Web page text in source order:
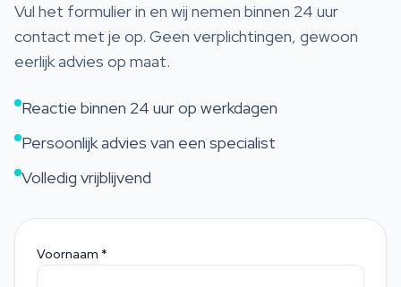
Vul het formulier in en wij nemen binnen 24 uur
contact met je op. Geen verplichtingen, gewoon
eerlijk advies op maat.
Reactie binnen 24 uur op werkdagen
Persoonlijk advies van een specialist
Volledig vrijblijvend
Voornaam *